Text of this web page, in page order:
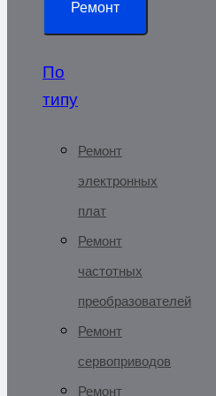
Ремонт
По
типу
Ремонт
электронных
плат
Ремонт
частотных
преобразователей
Ремонт
сервоприводов
Ремонт